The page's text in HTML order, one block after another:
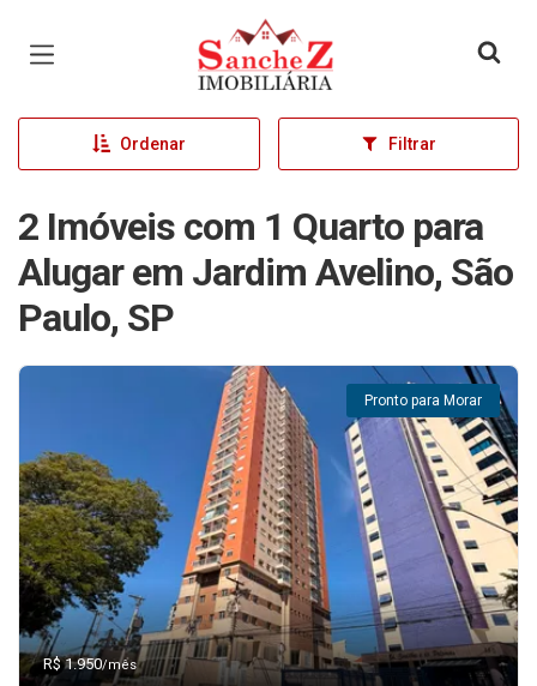
Página inicial
Ordenar Filtrar
2 Imóveis com 1 Quarto para
Alugar em Jardim Avelino, São
Paulo, SP
Pronto para Morar
R$ 1.950/mês